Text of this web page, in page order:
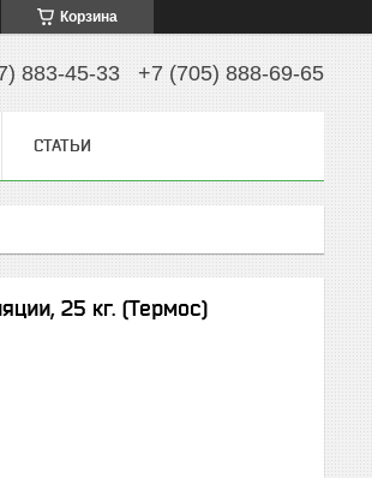
Корзина
883-45-33 +7 (705) 888-69-65
СТАТЬИ
25 кг. (Термос)